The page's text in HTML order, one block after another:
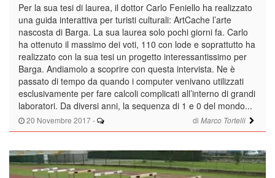
20 Novembre 2017 - di Marco Tortelli
Per la sua tesi di laurea, il dottor Carlo Feniello ha realizzato
una guida interattiva per turisti culturali: ArtCache l’arte
nascosta di Barga. La sua laurea solo pochi giorni fa. Carlo
ha ottenuto il massimo dei voti, 110 con lode e soprattutto ha
realizzato con la sua tesi un progetto interessantissimo per
Barga. Andiamolo a scoprire con questa intervista. Ne è
passato di tempo da quando i computer venivano utilizzati
esclusivamente per fare calcoli complicati all’interno di grandi
laboratori. Da diversi anni, la sequenza di 1 e 0 del mondo...